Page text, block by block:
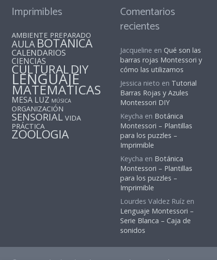
Imprimibles
AMBIENTE PREPARADO
AULABOTANICA
CALENDARIOS
CIENCIAS
CULTURALDIY
LENGUAJE
MATEMATICAS
MESA LUZ MÚSICA
ORGANIZACIÓN
SENSORIAL VIDA
PRÁCTICA
ZOOLOGIA
Comentarios
recientes
Jacqueline en Qué son las
barras rojas Montessori y
cómo las utilizamos
Jessica nieto en Tutorial
Barras Rojas y Azules
Montessori DIY
Keycha en Botánica
Montessori – Plantillas
para los puzzles –
Imprimible
Keycha en Botánica
Montessori – Plantillas
para los puzzles –
Imprimible
Lourdes Valdez Ruíz en
Lenguaje Montessori –
Serie Blanca – Caja de
sonidos